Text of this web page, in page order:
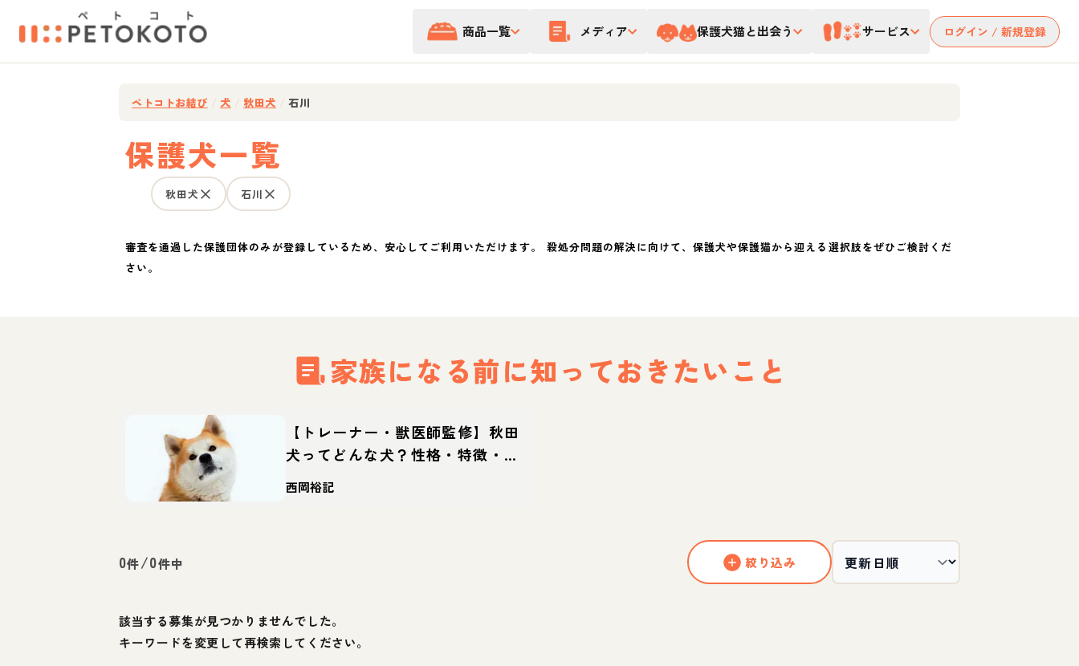
商品一覧 メディア 保護犬猫と出会う サービス ログイン / 新規登録
ペトコトお結び 犬 秋田犬 石川
保護犬一覧
秋田犬 石川
審査を通過した保護団体のみが登録しているため、安心してご利用いただけます。 殺処分問題の解決に向けて、保護犬や保護猫から迎える選択肢をぜひご検討くだ
さい。
家族になる前に知っておきたいこと
【トレーナー・獣医師監修】秋田
犬ってどんな犬？性格・特徴・育
て方・迎え方
西岡裕記
0件/0件中 絞り込み
該当する募集が見つかりませんでした。
キーワードを変更して再検索してください。